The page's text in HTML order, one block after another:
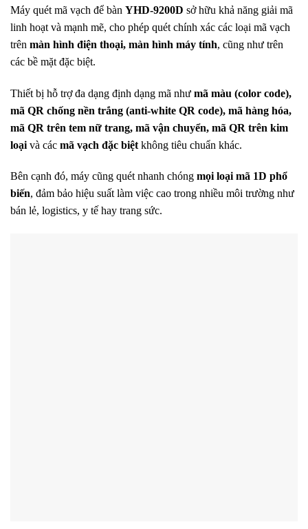
Máy quét mã vạch để bàn YHD-9200D sở hữu khả năng giải mã
linh hoạt và mạnh mẽ, cho phép quét chính xác các loại mã vạch
trên màn hình điện thoại, màn hình máy tính, cũng như trên
các bề mặt đặc biệt.
Thiết bị hỗ trợ đa dạng định dạng mã như mã màu (color code),
mã QR chống nền trắng (anti-white QR code), mã hàng hóa,
mã QR trên tem nữ trang, mã vận chuyển, mã QR trên kim
loại và các mã vạch đặc biệt không tiêu chuẩn khác.
Bên cạnh đó, máy cũng quét nhanh chóng mọi loại mã 1D phổ
biến, đảm bảo hiệu suất làm việc cao trong nhiều môi trường như
bán lẻ, logistics, y tế hay trang sức.